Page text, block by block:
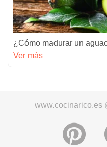
¿Cómo madurar un
Ver màs
www.cocinarico.es